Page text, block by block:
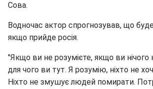
Сова.
Водночас актор спрогнозував, що
якщо прийде росія.
"Якщо ви не розумієте, якщо ви нічого
для чого ви тут. Я розумію, ніхто не
Ніхто не змушує людей помирати.